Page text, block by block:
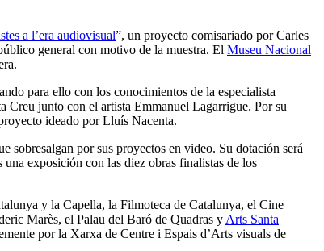
a l’era audiovisual”, un proyecto comisariado por Carles
general con motivo de la muestra. El Museu Nacional
para ello con los conocimientos de la especialista
Creu junto con el artista Emmanuel Lagarrigue. Por su
ideado por Lluís Nacenta.
sobresalgan por sus proyectos en video. Su dotación será
exposición con las diez obras finalistas de los
y la Capella, la Filmoteca de Catalunya, el Cine
Marès, el Palau del Baró de Quadras y Arts Santa
por la Xarxa de Centre i Espais d’Arts visuals de